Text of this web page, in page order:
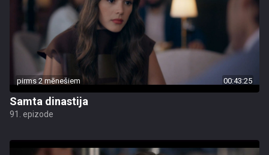
pirms 2 mēnešiem 00:43:25
Samta dinastija
91. epizode